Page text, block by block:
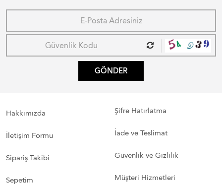
GÖNDER
Hakkımızda
İletişim Formu
Sipariş Takibi
Sepetim
Şifre Hatırlatma
İade ve Teslimat
Güvenlik ve Gizlilik
Müşteri Hizmetleri